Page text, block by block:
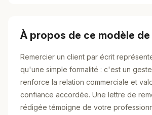
À propos de ce modèle
Remercier un client par écrit
qu'une simple formalité : c'est un
renforce la relation commerciale et
confiance accordée. Une lettre de
rédigée témoigne de votre